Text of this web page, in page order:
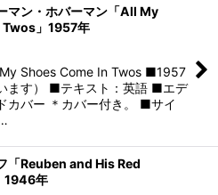
マン・ホバーマン「All My
」1957年
Shoes Come In Twos ■1957
ます） ■テキスト：英語 ■エデ
カバー ＊カバー付き。 ■サイ
「Reuben and His Red
1946年